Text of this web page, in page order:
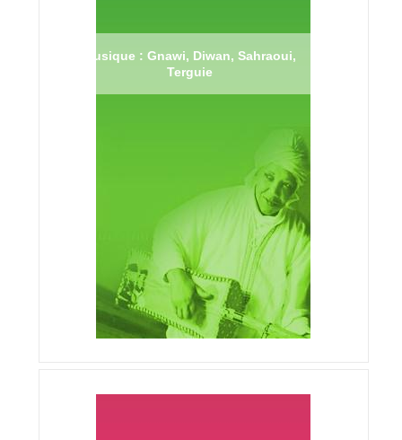
Musique : Gnawi, Diwan, Sahraoui,
Terguie